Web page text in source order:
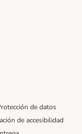
de datos
de accesibilidad